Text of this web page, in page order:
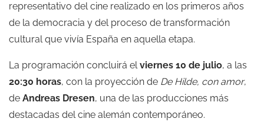
representativo del cine realizado en los primeros años
de la democracia y del proceso de transformación
cultural que vivía España en aquella etapa.
La programación concluirá elviernes 10 de julio, a las
20:30 horas, con la proyección de De Hilde, con amor,
de Andreas Dresen, una de las producciones más
destacadas del cine alemán contemporáneo.